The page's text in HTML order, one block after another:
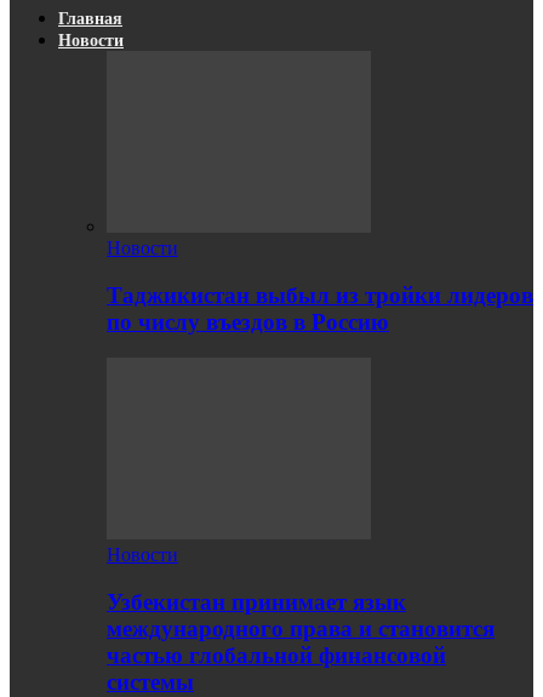
Главная
Новости
Новости
Таджикистан выбыл из тройки лидеров
по числу въездов в Россию
Новости
Узбекистан принимает язык
международного права и становится
частью глобальной финансовой
системы